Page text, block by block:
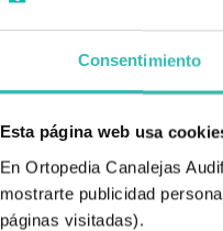
Consentimiento
Esta página web usa
En Ortopedia Canalejas
mostrarte publicidad
páginas visitadas).